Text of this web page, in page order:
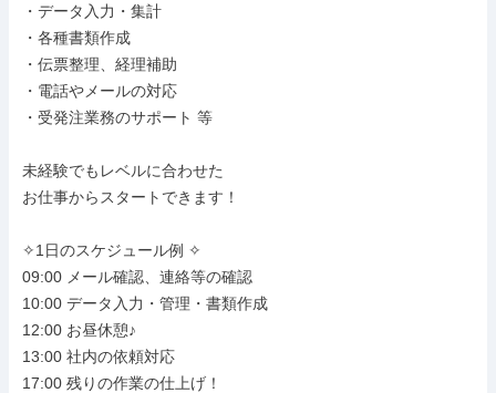
・データ入力・集計
・各種書類作成
・伝票整理、経理補助
・電話やメールの対応
・受発注業務のサポート 等
未経験でもレベルに合わせた
お仕事からスタートできます！
✧1日のスケジュール例 ✧
09:00 メール確認、連絡等の確認
10:00 データ入力・管理・書類作成
12:00 お昼休憩♪
13:00 社内の依頼対応
17:00 残りの作業の仕上げ！